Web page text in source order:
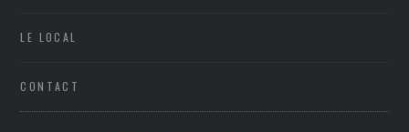
LE LOCAL
CONTACT